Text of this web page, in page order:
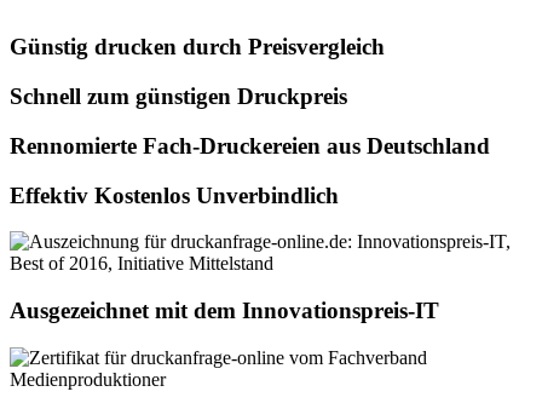
Günstig drucken durch Preisvergleich
Schnell zum günstigen Druckpreis
Rennomierte Fach-Druckereien aus Deutschland
Effektiv Kostenlos Unverbindlich
Ausgezeichnet mit dem Innovationspreis-IT